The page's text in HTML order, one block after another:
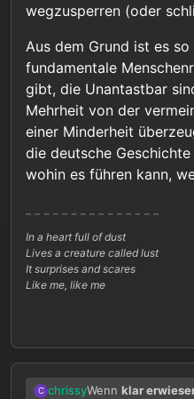
wegzusperren (oder
Aus dem Grund ist es
fundamentale
gibt, die Unantastbar
Mehrheit von der
einer Minderheit
die deutsche
wohin es führen kann,
In a heart full of dust
Lives a creature called lust
It surprises and scares
Like me, like me
C chrissyWenn klar